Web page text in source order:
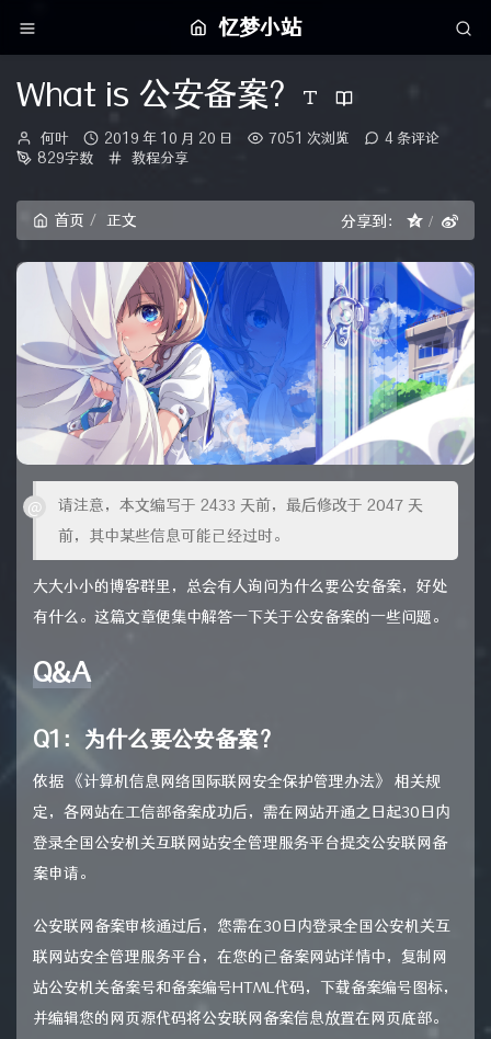
忆梦小站
What is 公安备案?
博
主：
何叶
发
布
2019 年 10 月 20 日 7051 次浏览
4 条评论
829字数
分
教程分享
首页 正文 分享到：
请注意，本文编写于 2433 天前，最后修改于 2047 天
前，其中某些信息可能已经过时。
大大小小的博客群里，总会有人询问为什么要公安备案，好处
有什么。这篇文章便集中解答一下关于公安备案的一些问题。
Q&A
Q1：为什么要公安备案？
依据 《计算机信息网络国际联网安全保护管理办法》 相关规
定，各网站在工信部备案成功后，需在网站开通之日起30日内
登录全国公安机关互联网站安全管理服务平台提交公安联网备
案申请。
公安联网备案审核通过后，您需在30日内登录全国公安机关互
联网站安全管理服务平台，在您的已备案网站详情中，复制网
站公安机关备案号和备案编号HTML代码，下载备案编号图标，
并编辑您的网页源代码将公安联网备案信息放置在网页底部。